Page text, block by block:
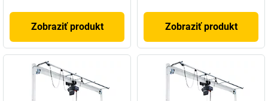
Zobraziť produkt Zobraziť produkt